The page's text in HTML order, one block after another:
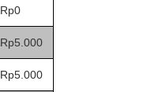
Rp0
Rp5.000
Rp5.000